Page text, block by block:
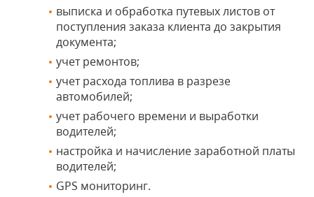
выписка и обработка путевых листов от
поступления заказа клиента до закрытия
документа;
учет ремонтов;
учет расхода топлива в разрезе
автомобилей;
учет рабочего времени и выработки
водителей;
настройка и начисление заработной платы
водителей;
GPS мониторинг.